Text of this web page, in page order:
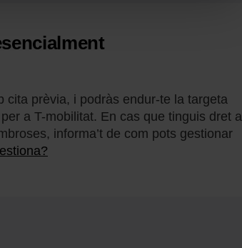
cita prèvia, i podràs endur-te la targeta
a T-mobilitat. En cas que tinguis dret a
informa’t de com pots gestionar